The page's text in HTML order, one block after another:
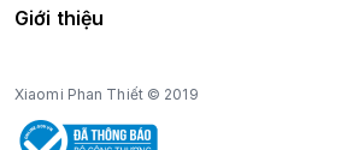
Giới thiệu
Xiaomi Phan Thiết © 2019